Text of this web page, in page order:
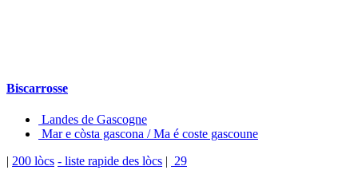
Biscarrosse
Landes de Gascogne
Mar e còsta gascona / Ma é coste gascoune
| 200 lòcs - liste rapide des lòcs | 29